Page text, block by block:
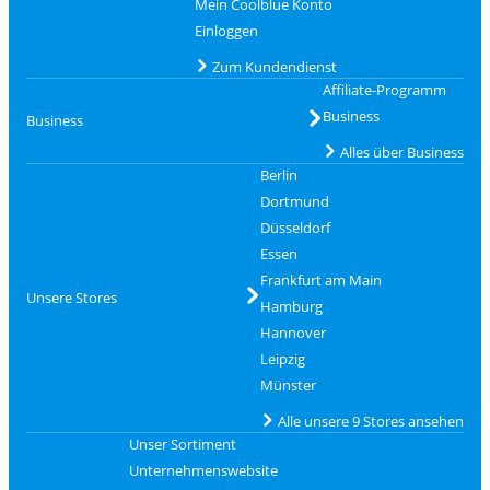
Mein Coolblue Konto
Einloggen
Zum Kundendienst
Business
Affiliate-Programm
Business
Alles über Business
Unsere Stores
Berlin
Dortmund
Düsseldorf
Essen
Frankfurt am Main
Hamburg
Hannover
Leipzig
Münster
Alle unsere 9 Stores ansehen
Unser Sortiment
Unternehmenswebsite